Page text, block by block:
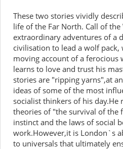
These two stories vividly
life of the Far North. Call of
extraordinary adventures of a
civilisation to lead a wolf pack,
moving account of a ferocious
learns to love and trust his
stories are "ripping yarns",at
ideas of some of the most
socialist thinkers of his day.He
theories of "the survival of the
instinct and the laws of social
work.However,it is London`s
to universals that ultimately